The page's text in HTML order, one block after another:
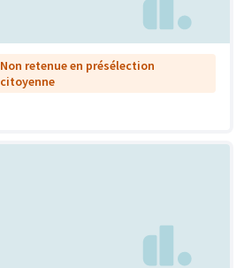
Non retenue en présélection
citoyenne